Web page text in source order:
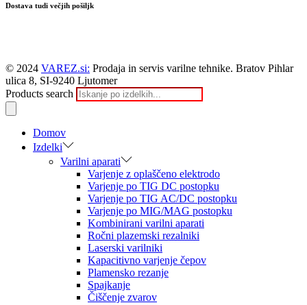
Dostava tudi večjih pošiljk
© 2024 VAREZ.si: Prodaja in servis varilne tehnike. Bratov Pihlar
ulica 8, SI-9240 Ljutomer
Products search
Domov
Izdelki
Varilni aparati
Varjenje z oplaščeno elektrodo
Varjenje po TIG DC postopku
Varjenje po TIG AC/DC postopku
Varjenje po MIG/MAG postopku
Kombinirani varilni aparati
Ročni plazemski rezalniki
Laserski varilniki
Kapacitivno varjenje čepov
Plamensko rezanje
Spajkanje
Čiščenje zvarov